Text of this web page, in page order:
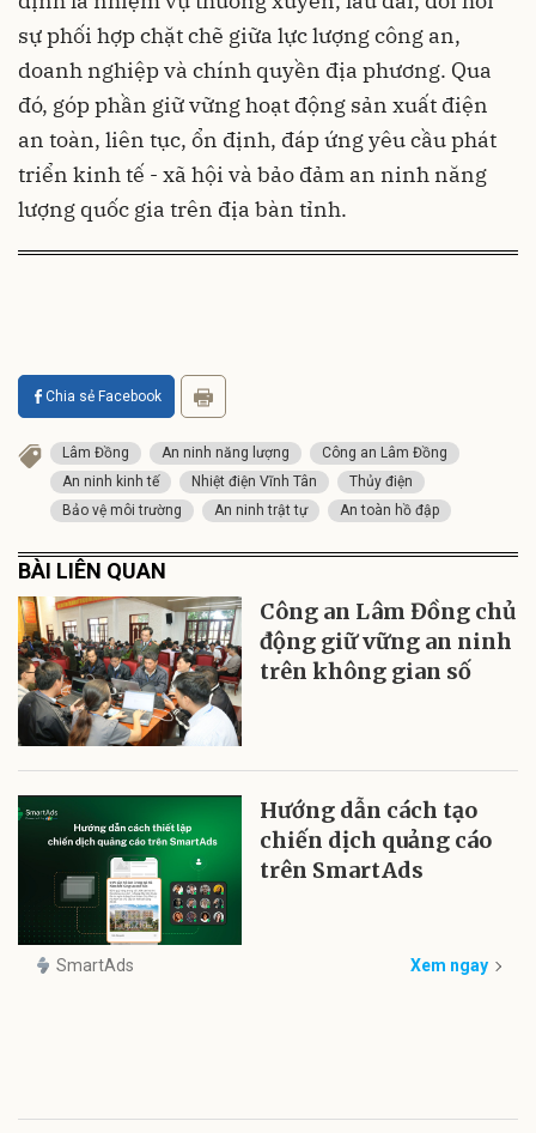
sự phối hợp chặt chẽ giữa lực lượng công an,
doanh nghiệp và chính quyền địa phương. Qua
đó, góp phần giữ vững hoạt động sản xuất điện
an toàn, liên tục, ổn định, đáp ứng yêu cầu phát
triển kinh tế - xã hội và bảo đảm an ninh năng
lượng quốc gia trên địa bàn tỉnh.
Chia sẻ Facebook
Lâm Đồng An ninh năng lượng
Công an Lâm Đồng
An ninh kinh tế
Nhiệt điện Vĩnh Tân
Thủy điện
Bảo vệ môi trường
An ninh trật tự An toàn hồ đập
BÀI LIÊN QUAN
Công an Lâm Đồng chủ
động giữ vững an ninh
trên không gian số
Hướng dẫn cách tạo
chiến dịch quảng cáo
trên SmartAds
SmartAds Xem ngay